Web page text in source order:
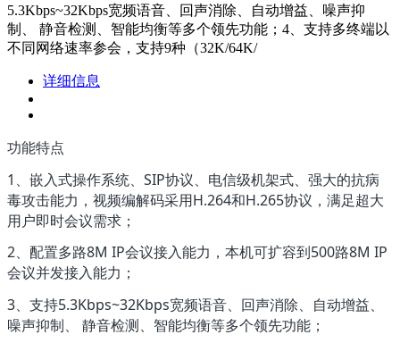
5.3Kbps~32Kbps宽频语音、回声消除、自动增益、噪声抑
制、 静音检测、智能均衡等多个领先功能；4、支持多终端以
不同网络速率参会，支持9种（32K/64K/
详细信息
功能特点
1、嵌入式操作系统、SIP协议、电信级机架式、强大的抗病
毒攻击能力，视频编解码采用H.264和H.265协议，满足超大
用户即时会议需求；
2、配置多路8M IP会议接入能力，本机可扩容到500路8M IP
会议并发接入能力；
3、支持5.3Kbps~32Kbps宽频语音、回声消除、自动增益、
噪声抑制、 静音检测、智能均衡等多个领先功能；